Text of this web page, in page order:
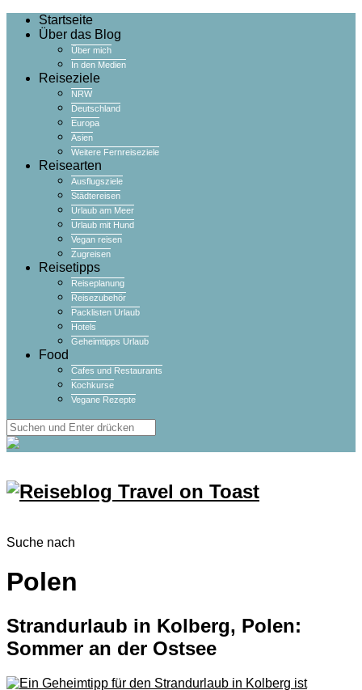
Startseite
Über das Blog
Über mich
In den Medien
Reiseziele
NRW
Deutschland
Europa
Asien
Weitere Fernreiseziele
Reisearten
Ausflugsziele
Städtereisen
Urlaub am Meer
Urlaub mit Hund
Vegan reisen
Zugreisen
Reisetipps
Reiseplanung
Reisezubehör
Packlisten Urlaub
Hotels
Geheimtipps Urlaub
Food
Cafes und Restaurants
Kochkurse
Vegane Rezepte
Suche nach
Polen
Strandurlaub in Kolberg, Polen:
Sommer an der Ostsee